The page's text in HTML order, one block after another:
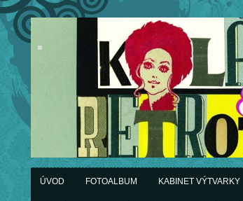
ÚVOD FOTOALBUM KABINET VÝTVARKY